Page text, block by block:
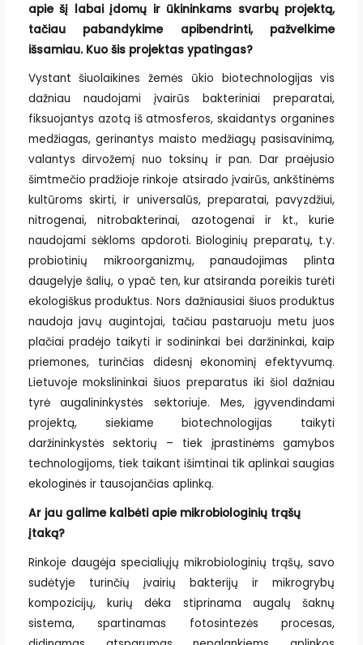
apie šį labai įdomų ir ūkininkams svarbų projektą,
tačiau pabandykime apibendrinti, pažvelkime
išsamiau. Kuo šis projektas ypatingas?
Vystant šiuolaikines žemės ūkio biotechnologijas vis
dažniau naudojami įvairūs bakteriniai preparatai,
fiksuojantys azotą iš atmosferos, skaidantys organines
medžiagas, gerinantys maisto medžiagų pasisavinimą,
valantys dirvožemį nuo toksinų ir pan. Dar praėjusio
šimtmečio pradžioje rinkoje atsirado įvairūs, ankštinėms
kultūroms skirti, ir universalūs, preparatai, pavyzdžiui,
nitrogenai, nitrobakterinai, azotogenai ir kt., kurie
naudojami sėkloms apdoroti. Biologinių preparatų, t.y.
probiotinių mikroorganizmų, panaudojimas plinta
daugelyje šalių, o ypač ten, kur atsiranda poreikis turėti
ekologiškus produktus. Nors dažniausiai šiuos produktus
naudoja javų augintojai, tačiau pastaruoju metu juos
plačiai pradėjo taikyti ir sodininkai bei daržininkai, kaip
priemones, turinčias didesnį ekonominį efektyvumą.
Lietuvoje mokslininkai šiuos preparatus iki šiol dažniau
tyrė augalininkystės sektoriuje. Mes, įgyvendindami
projektą, siekiame biotechnologijas taikyti
daržininkystės sektorių – tiek įprastinėms gamybos
technologijoms, tiek taikant išimtinai tik aplinkai saugias
ekologinės ir tausojančias aplinką.
Ar jau galime kalbėti apie mikrobiologinių trąšų
įtaką?
Rinkoje daugėja specialiųjų mikrobiologinių trąšų, savo
sudėtyje turinčių įvairių bakterijų ir mikrogrybų
kompozicijų, kurių dėka stiprinama augalų šaknų
sistema, spartinamas fotosintezės procesas,